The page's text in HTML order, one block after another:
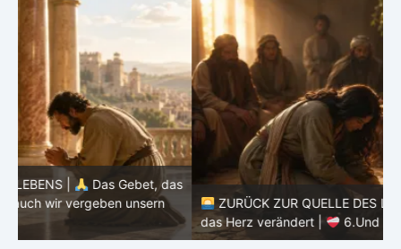
ZURÜCK ZUR QUELLE DES LEBENS |
Das Gebet, das
das Herz verändert |
6.Und vergib uns unsere Schuld